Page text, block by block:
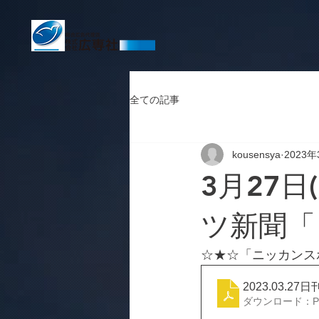
全ての記事
3月27日
ツ新聞
kousensya 2023
☆★☆「ニッカン
2023.03.27日
ダウンロード：